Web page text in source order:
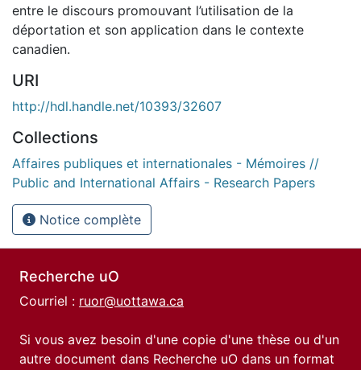
entre le discours promouvant l’utilisation de la
déportation et son application dans le contexte
canadien.
URI
http://hdl.handle.net/10393/32607
Collections
Affaires publiques et internationales - Mémoires //
Public and International Affairs - Research Papers
Notice complète
Recherche uO
Courriel : ruor@uottawa.ca
Si vous avez besoin d'une copie d'une thèse ou d'un
autre document dans Recherche uO dans un format